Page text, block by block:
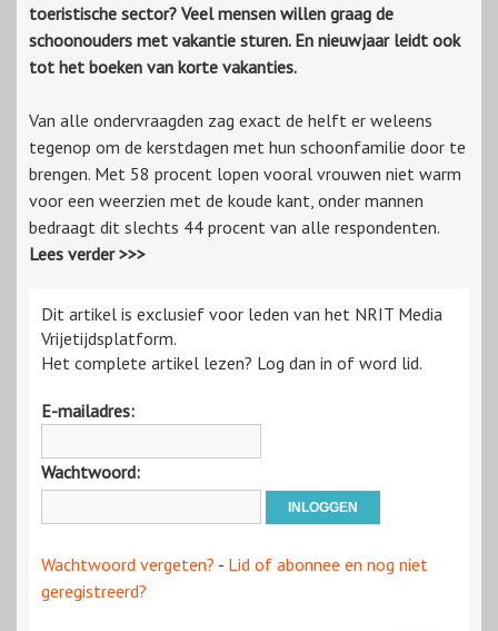
toeristische sector? Veel mensen willen graag de
schoonouders met vakantie sturen. En nieuwjaar leidt ook
tot het boeken van korte vakanties.
Van alle ondervraagden zag exact de helft er weleens
tegenop om de kerstdagen met hun schoonfamilie door te
brengen. Met 58 procent lopen vooral vrouwen niet warm
voor een weerzien met de koude kant, onder mannen
bedraagt dit slechts 44 procent van alle respondenten.
Lees verder >>>
Dit artikel is exclusief voor leden van het NRIT Media
Vrijetijdsplatform.
Het complete artikel lezen? Log dan in of word lid.
E-mailadres:
Wachtwoord:
Wachtwoord vergeten? - Lid of abonnee en nog niet
geregistreerd?